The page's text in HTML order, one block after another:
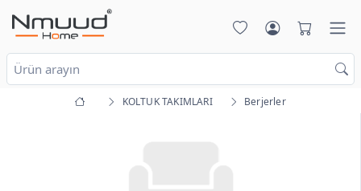
KOLTUK TAKIMLARI Berjerler